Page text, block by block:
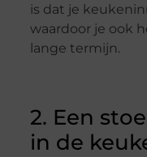
is dat je
waardoor je ook
lange termijn.
2. Een
in de